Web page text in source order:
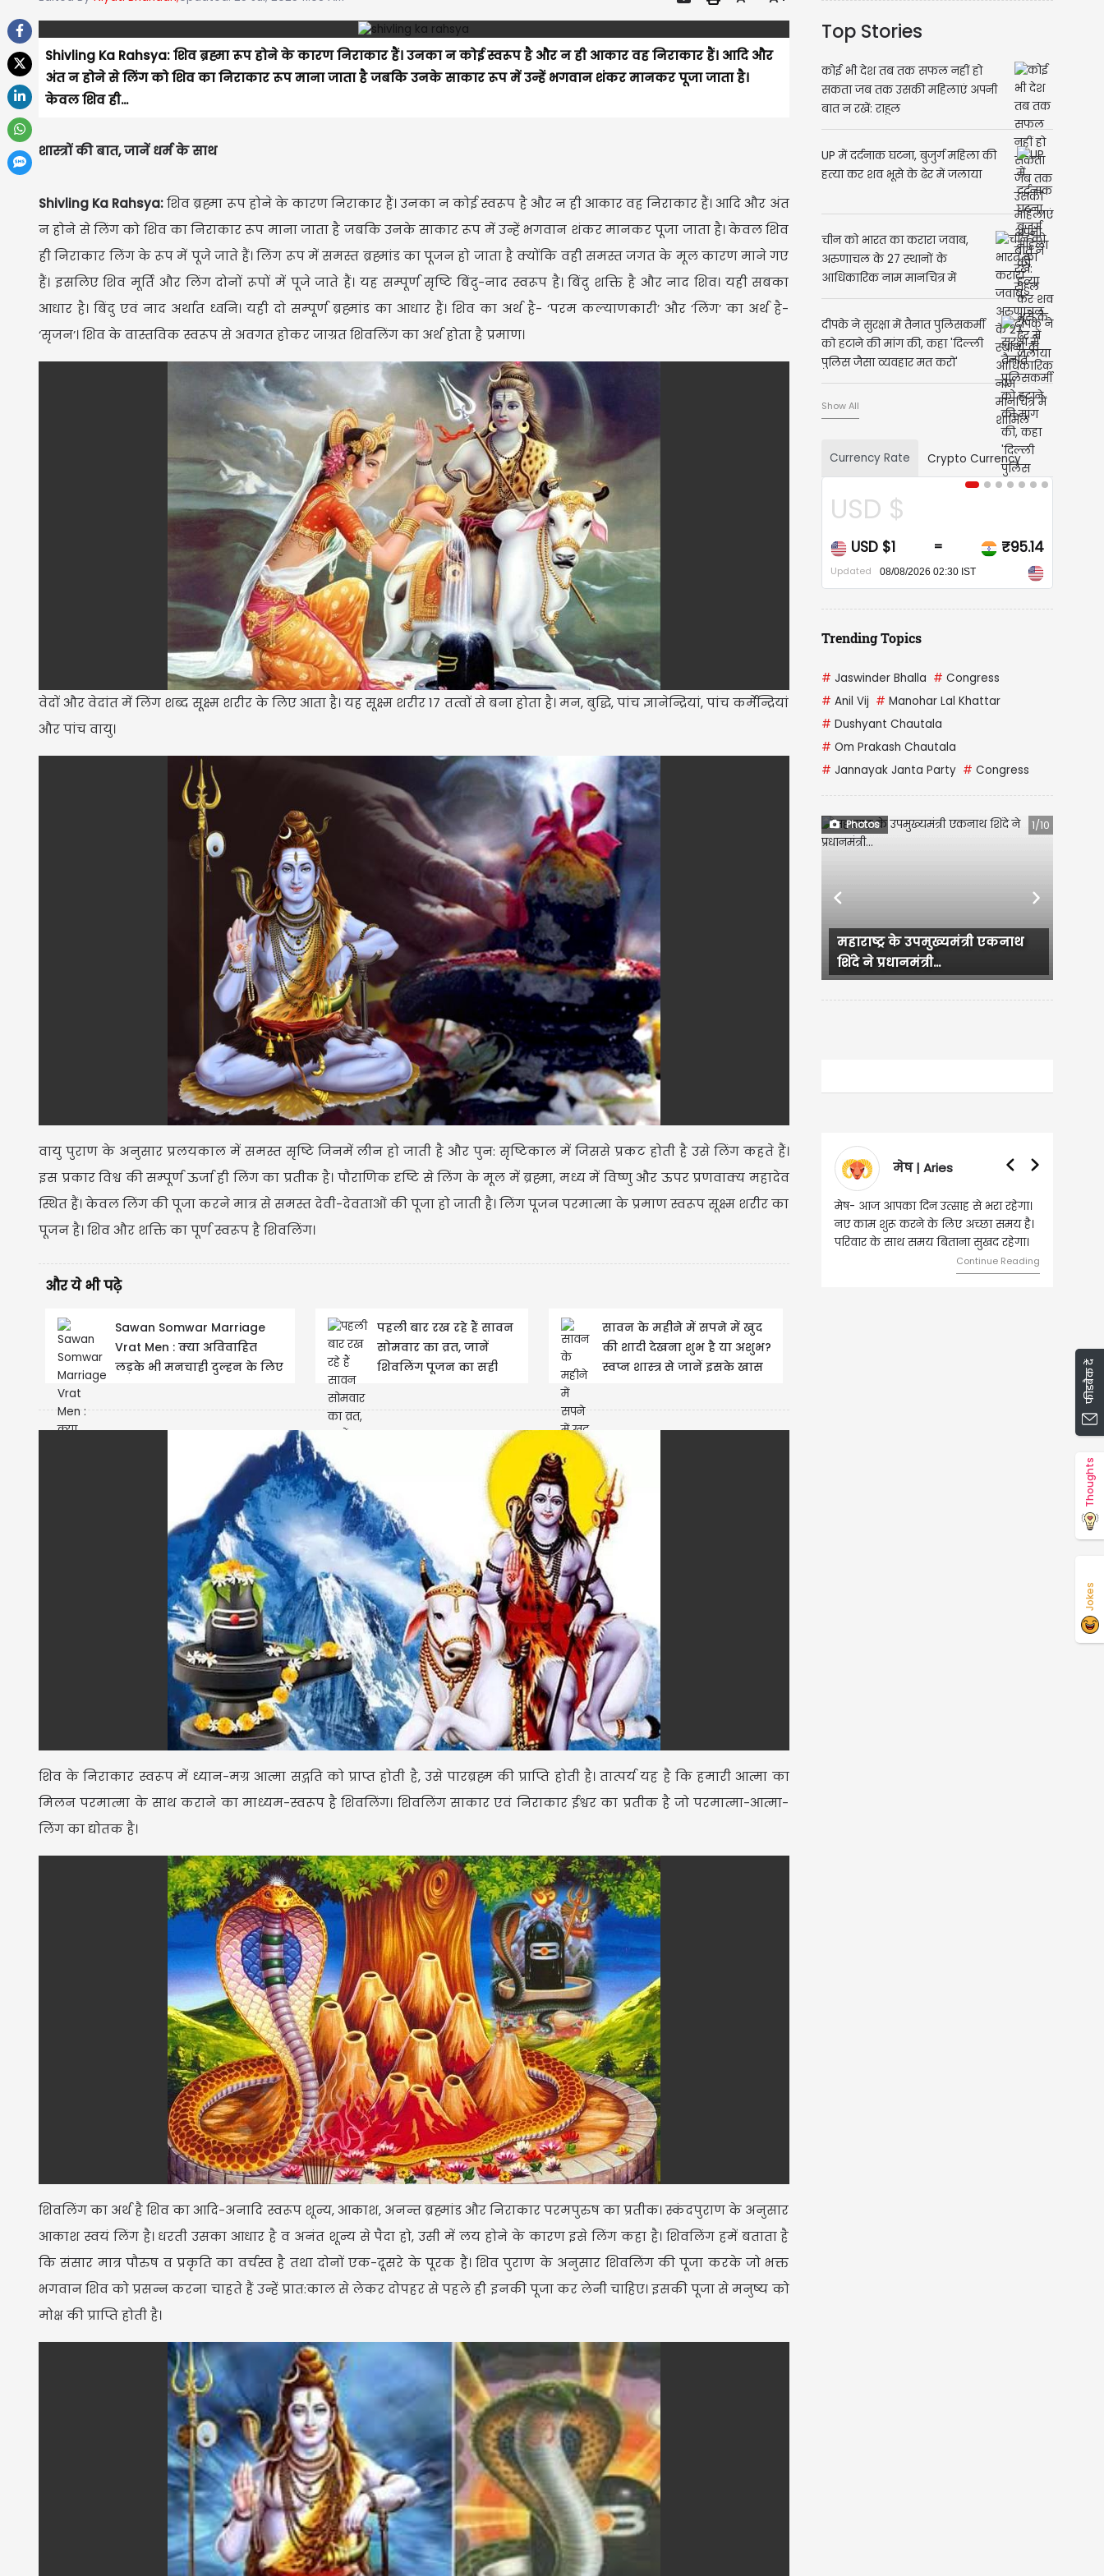
Shivling Ka Rahsya: शिव ब्रह्मा रूप होने के कारण निराकार हैं। उनका न कोई स्वरूप है और न ही आकार वह निराकार हैं। आदि और
अंत न होने से लिंग को शिव का निराकार रूप माना जाता है जबकि उनके साकार रूप में उन्हें भगवान शंकर मानकर पूजा जाता है।
केवल शिव ही...
शास्त्रों की बात, जानें धर्म के साथ
Shivling Ka Rahsya:शिव ब्रह्मा रूप होने के कारण निराकार हैं। उनका न कोई स्वरूप है और न ही आकार वह निराकार हैं। आदि और अंत
न होने से लिंग को शिव का निराकार रूप माना जाता है जबकि उनके साकार रूप में उन्हें भगवान शंकर मानकर पूजा जाता है। केवल शिव
ही निराकार लिंग के रूप में पूजे जाते हैं। लिंग रूप में समस्त ब्रह्मांड का पूजन हो जाता है क्योंकि वही समस्त जगत के मूल कारण माने गए
हैं। इसलिए शिव मूर्ति और लिंग दोनों रूपों में पूजे जाते हैं। यह सम्पूर्ण सृष्टि बिंदु-नाद स्वरूप है। बिंदु शक्ति है और नाद शिव। यही सबका
आधार है। बिंदु एवं नाद अर्थात ध्वनि। यही दो सम्पूर्ण ब्रह्मांड का आधार हैं। शिव का अर्थ है- ‘परम कल्याणकारी’ और ‘लिंग’ का अर्थ है-
‘सृजन’। शिव के वास्तविक स्वरूप से अवगत होकर जाग्रत शिवलिंग का अर्थ होता है प्रमाण।
वेदों और वेदांत में लिंग शब्द सूक्ष्म शरीर के लिए आता है। यह सूक्ष्म शरीर 17 तत्वों से बना होता है। मन, बुद्धि, पांच ज्ञानेन्द्रियां, पांच कर्मेन्द्रियां
और पांच वायु।
वायु पुराण के अनुसार प्रलयकाल में समस्त सृष्टि जिनमें लीन हो जाती है और पुन: सृष्टिकाल में जिससे प्रकट होती है उसे लिंग कहते हैं।
इस प्रकार विश्व की सम्पूर्ण ऊर्जा ही लिंग का प्रतीक है। पौराणिक दृष्टि से लिंग के मूल में ब्रह्मा, मध्य में विष्णु और ऊपर प्रणवाक्य महादेव
स्थित हैं। केवल लिंग की पूजा करने मात्र से समस्त देवी-देवताओं की पूजा हो जाती है। लिंग पूजन परमात्मा के प्रमाण स्वरूप सूक्ष्म शरीर का
पूजन है। शिव और शक्ति का पूर्ण स्वरूप है शिवलिंग।
और ये भी पढ़े
Sawan Somwar Marriage
Vrat Men : क्या अविवाहित
लड़के भी मनचाही दुल्हन के लिए
पहली बार रख रहे हैं सावन
सोमवार का व्रत, जानें
शिवलिंग पूजन का सही
सावन के महीने में सपने में खुद
की शादी देखना शुभ है या अशुभ?
स्वप्न शास्त्र से जानें इसके खास
शिव के निराकार स्वरूप में ध्यान-मग्र आत्मा सद्गति को प्राप्त होती है, उसे पारब्रह्म की प्राप्ति होती है। तात्पर्य यह है कि हमारी आत्मा का
मिलन परमात्मा के साथ कराने का माध्यम-स्वरूप है शिवलिंग। शिवलिंग साकार एवं निराकार ईश्वर का प्रतीक है जो परमात्मा-आत्मा-
लिंग का द्योतक है।
शिवलिंग का अर्थ है शिव का आदि-अनादि स्वरूप शून्य, आकाश, अनन्त ब्रह्मांड और निराकार परमपुरुष का प्रतीक। स्कंदपुराण के अनुसार
आकाश स्वयं लिंग है। धरती उसका आधार है व अनंत शून्य से पैदा हो, उसी में लय होने के कारण इसे लिंग कहा है। शिवलिंग हमें बताता है
कि संसार मात्र पौरुष व प्रकृति का वर्चस्व है तथा दोनों एक-दूसरे के पूरक हैं। शिव पुराण के अनुसार शिवलिंग की पूजा करके जो भक्त
भगवान शिव को प्रसन्न करना चाहते हैं उन्हें प्रात:काल से लेकर दोपहर से पहले ही इनकी पूजा कर लेनी चाहिए। इसकी पूजा से मनुष्य को
मोक्ष की प्राप्ति होती है।
Top Stories
कोई भी देश तब तक सफल नहीं हो
सकता जब तक उसकी महिलाएं अपनी
बात न रखें: राहुल
UP में दर्दनाक घटना, बुजुर्ग महिला की
हत्या कर शव भूसे के ढेर में जलाया
चीन को भारत का करारा जवाब,
अरुणाचल के 27 स्थानों के
आधिकारिक नाम मानचित्र में
शामिल
दीपके ने सुरक्षा में तैनात पुलिसकर्मी
को हटाने की मांग की, कहा 'दिल्ली
पुलिस जैसा व्यवहार मत करो'
Show All
Currency Rate Crypto Currency
CAD $
CAD $1 = ₹68.24
Updated 08/08/2026 02:30 IST
Trending Topics
# Jaswinder Bhalla # Congress
# Anil Vij # Manohar Lal Khattar
# Dushyant Chautala
# Om Prakash Chautala
# Jannayak Janta Party # Congress
Photos 1/10
Backless dress में Nia Sharma
का Hot अंदाज, Bold Look ने...
Previous Next
वृषभ | Taurus
वृष- आज का दिन इस राशि के जातकों के
लिए शुभ रहने वाला है। धन और नौकरी के
मामलों में सफलता मिलेगी। मित्रों से
मेलजोल बढ़ेगा। आर्थिक निवेश सोच-
फीडबैक दें
Thoughts
Jokes